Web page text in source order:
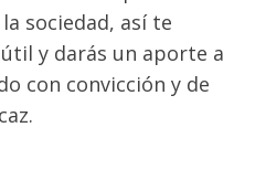
sociedad, así te
y darás un aporte a
con convicción y de